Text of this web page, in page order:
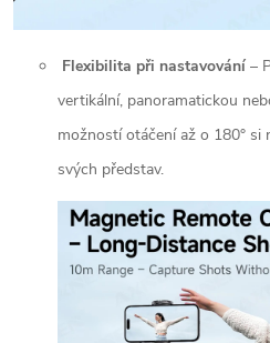
Flexibilita při nastavování –
vertikální, panoramatickou
možností otáčení až o 180° si
svých představ.